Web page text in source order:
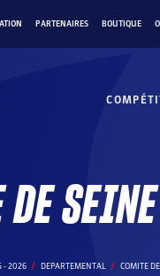
PARTENAIRES BOUTIQUE
DE
- 2026 DEPARTEMENTAL COMITE